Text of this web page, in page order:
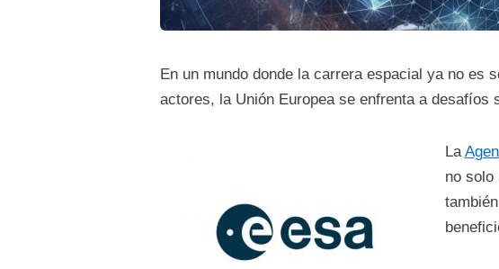
En un mundo donde la carrera espacial ya no es
actores, la Unión Europea se enfrenta a
La
no solo